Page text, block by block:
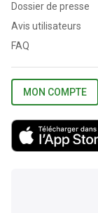
Dossier de presse
Avis utilisateurs
FAQ
MON COMPTE